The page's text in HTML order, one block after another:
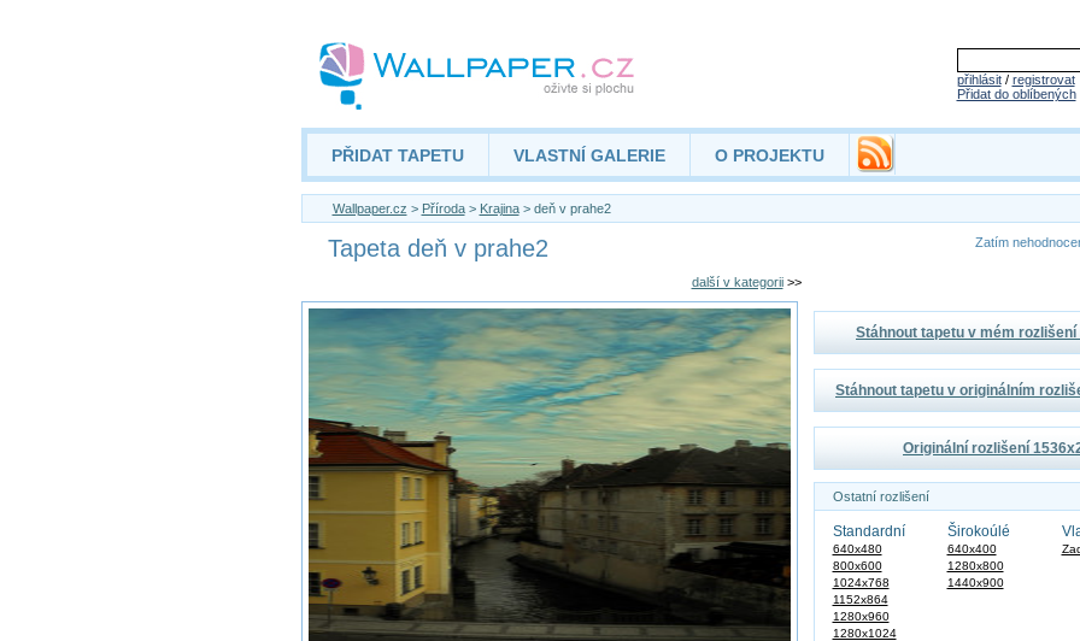
přihlásit/ registrovat
Přidat do oblíbených
PŘIDAT TAPETU VLASTNÍ GALERIE O PROJEKTU
Wallpaper.cz > Příroda> Krajina> deň v prahe2
Tapeta deň v prahe2 Zatím
další v kategorii>>
Stáhnout tapetu v mém rozlišení
Stáhnout tapetu v originálním
Originální rozlišení
Ostatní rozlišení
Standardní
640x480
800x600
1024x768
1152x864
1280x960
1280x1024
Širokoúlé
640x400
1280x800
1440x900